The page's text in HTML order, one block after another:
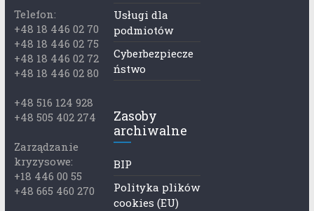
Telefon:
+48 18 446 02 70
+48 18 446 02 75
+48 18 446 02 72
+48 18 446 02 80
+48 516 124 928
+48 505 402 274
Zarządzanie
kryzysowe:
+18 446 00 55
+48 665 460 270
Usługi dla
podmiotów
Cyberbezpiecze
ństwo
Zasoby
archiwalne
BIP
Polityka plików
cookies (EU)